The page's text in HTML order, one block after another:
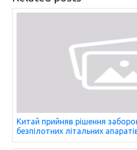
Китай прийняв рішення
безпілотних літальних